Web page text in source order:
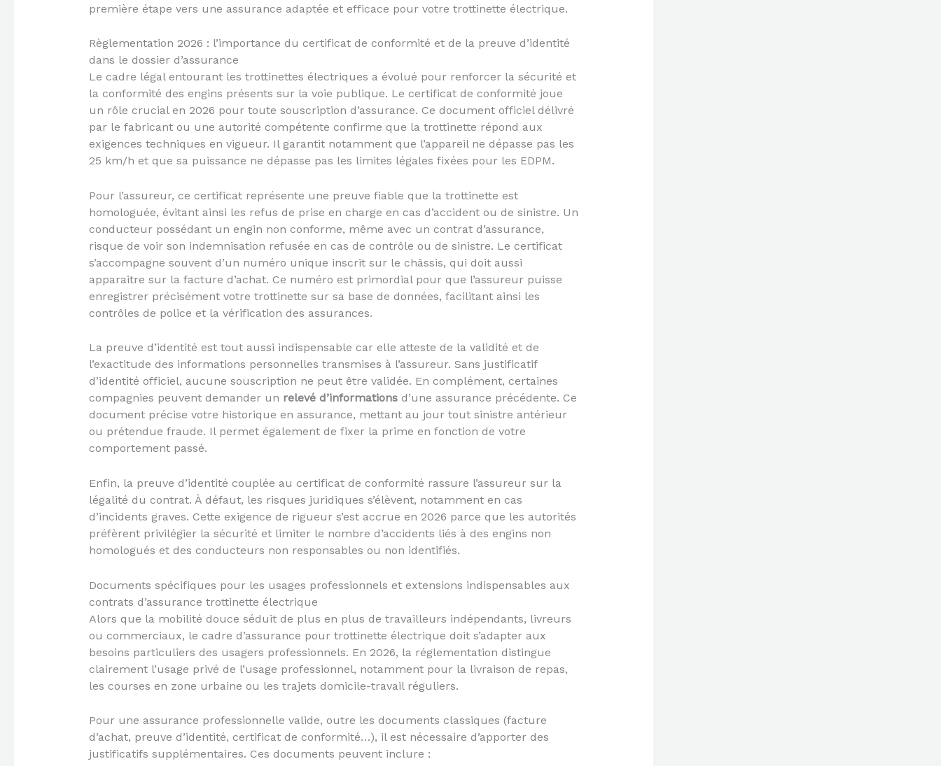
première étape vers une assurance adaptée et efficace pour votre trottinette électrique.
Règlementation 2026 : l’importance du certificat de conformité et de la preuve d’identité
dans le dossier d’assurance
Le cadre légal entourant les trottinettes électriques a évolué pour renforcer la sécurité et
la conformité des engins présents sur la voie publique. Le certificat de conformité joue
un rôle crucial en 2026 pour toute souscription d’assurance. Ce document officiel délivré
par le fabricant ou une autorité compétente confirme que la trottinette répond aux
exigences techniques en vigueur. Il garantit notamment que l’appareil ne dépasse pas les
25 km/h et que sa puissance ne dépasse pas les limites légales fixées pour les EDPM.
Pour l’assureur, ce certificat représente une preuve fiable que la trottinette est
homologuée, évitant ainsi les refus de prise en charge en cas d’accident ou de sinistre. Un
conducteur possédant un engin non conforme, même avec un contrat d’assurance,
risque de voir son indemnisation refusée en cas de contrôle ou de sinistre. Le certificat
s’accompagne souvent d’un numéro unique inscrit sur le châssis, qui doit aussi
apparaitre sur la facture d’achat. Ce numéro est primordial pour que l’assureur puisse
enregistrer précisément votre trottinette sur sa base de données, facilitant ainsi les
contrôles de police et la vérification des assurances.
La preuve d’identité est tout aussi indispensable car elle atteste de la validité et de
l’exactitude des informations personnelles transmises à l’assureur. Sans justificatif
d’identité officiel, aucune souscription ne peut être validée. En complément, certaines
compagnies peuvent demander un relevé d’informationsd’une assurance précédente. Ce
document précise votre historique en assurance, mettant au jour tout sinistre antérieur
ou prétendue fraude. Il permet également de fixer la prime en fonction de votre
comportement passé.
Enfin, la preuve d’identité couplée au certificat de conformité rassure l’assureur sur la
légalité du contrat. À défaut, les risques juridiques s’élèvent, notamment en cas
d’incidents graves. Cette exigence de rigueur s’est accrue en 2026 parce que les autorités
préfèrent privilégier la sécurité et limiter le nombre d’accidents liés à des engins non
homologués et des conducteurs non responsables ou non identifiés.
Documents spécifiques pour les usages professionnels et extensions indispensables aux
contrats d’assurance trottinette électrique
Alors que la mobilité douce séduit de plus en plus de travailleurs indépendants, livreurs
ou commerciaux, le cadre d’assurance pour trottinette électrique doit s’adapter aux
besoins particuliers des usagers professionnels. En 2026, la réglementation distingue
clairement l’usage privé de l’usage professionnel, notamment pour la livraison de repas,
les courses en zone urbaine ou les trajets domicile-travail réguliers.
Pour une assurance professionnelle valide, outre les documents classiques (facture
d’achat, preuve d’identité, certificat de conformité…), il est nécessaire d’apporter des
justificatifs supplémentaires. Ces documents peuvent inclure :